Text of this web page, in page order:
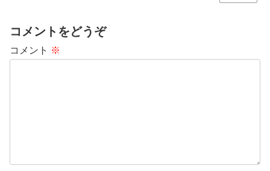
コメントをどうぞ
コメント ※